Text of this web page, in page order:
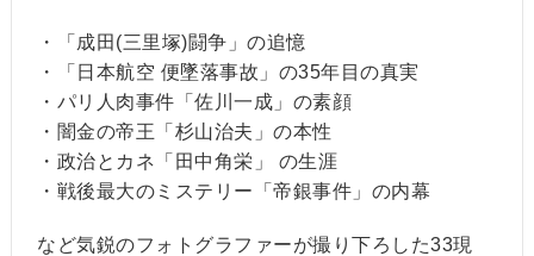
・「成田(三里塚)闘争」の追憶
・「日本航空 便墜落事故」の35年目の真実
・パリ人肉事件「佐川一成」の素顔
・闇金の帝王「杉山治夫」の本性
・政治とカネ「田中角栄」 の生涯
・戦後最大のミステリー「帝銀事件」の内幕
など気鋭のフォトグラファーが撮り下ろした33現